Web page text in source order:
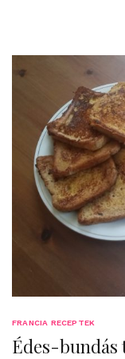
FRANCIA RECEPTEK
Édes-bundás